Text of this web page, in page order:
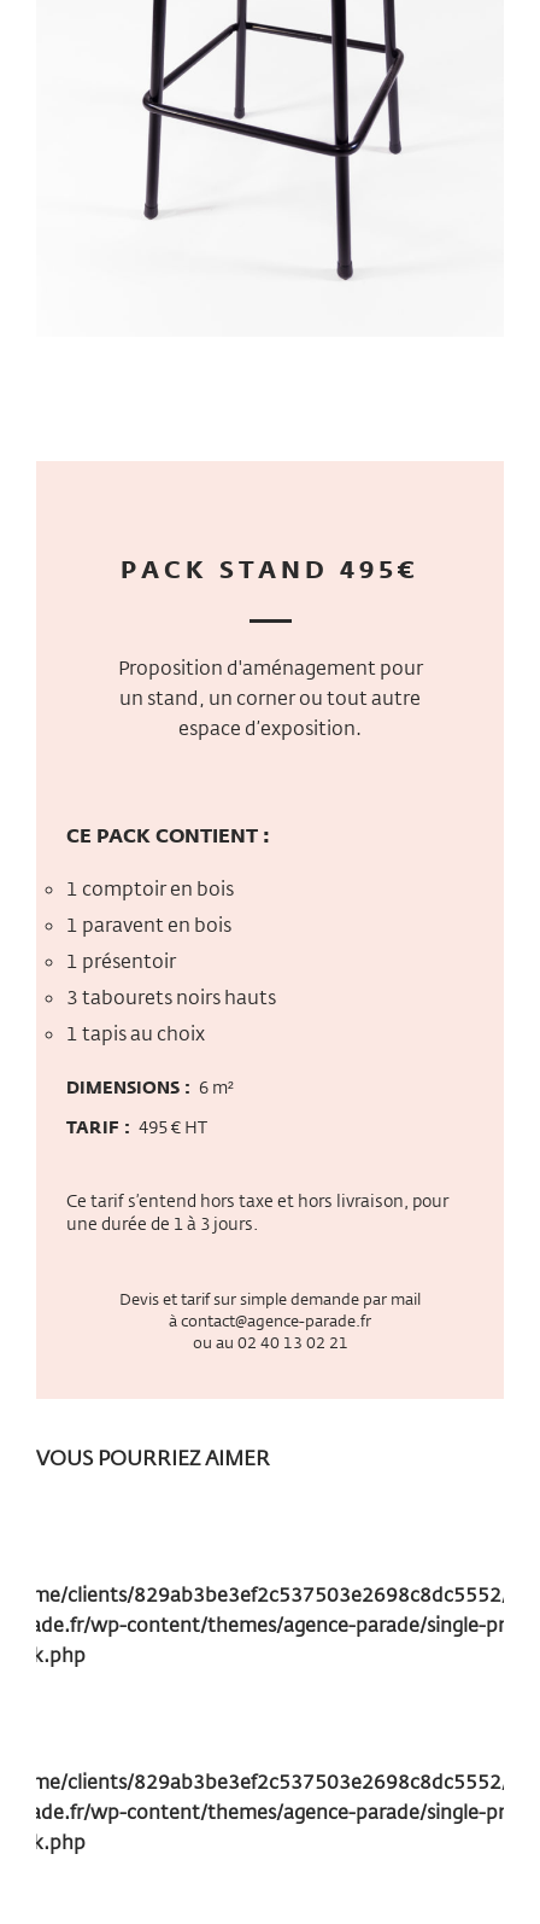
PACK STAND 495€
Proposition d'aménagement pour
un stand, un corner ou tout autre
espace d’exposition.
CE PACK CONTIENT :
1 comptoir en bois
1 paravent en bois
1 présentoir
3 tabourets noirs hauts
1 tapis au choix
DIMENSIONS : 6 m²
TARIF : 495 € HT
Ce tarif s’entend hors taxe et hors livraison, pour
une durée de 1 à 3 jours.
Devis et tarif sur simple demande par mail
àcontact@agence-parade.fr
ou au 02 40 13 02 21
VOUS POURRIEZ AIMER
/home/clients/829ab3be3ef2c537503e2698c8dc5552/
parade.fr/wp-content/themes/agence-parade/single-
pack.php
/home/clients/829ab3be3ef2c537503e2698c8dc5552/
parade.fr/wp-content/themes/agence-parade/single-
pack.php